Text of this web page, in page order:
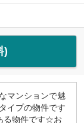
)
マンションで魅
イプの物件です
る物件です☆お